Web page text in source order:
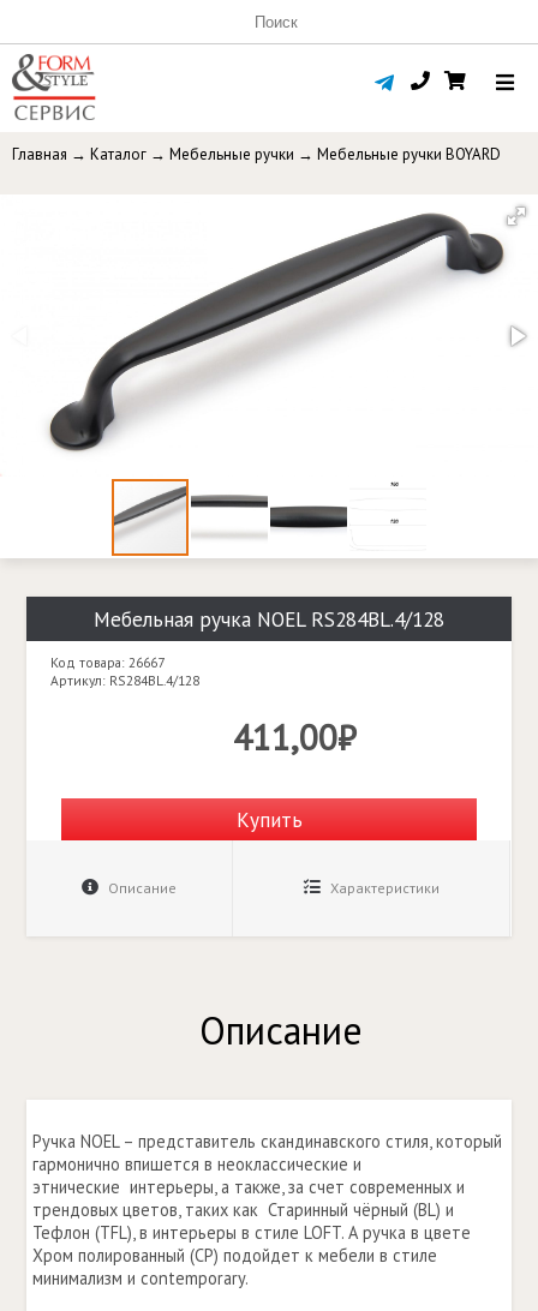
Главная → Каталог → Мебельные ручки → Мебельные ручки BOYARD
Мебельная ручка NOEL RS284BL.4/128
Код товара: 26667
Артикул: RS284BL.4/128
411,00₽
Купить
Описание Характеристики
Описание
Ручка NOEL – представитель скандинавского стиля, который
гармонично впишется в неоклассические и
этнические интерьеры, а также, за счет современных и
трендовых цветов, таких как Старинный чёрный (BL) и
Тефлон (TFL), в интерьеры в стиле LOFT. А ручка в цвете
Хром полированный (СР) подойдет к мебели в стиле
минимализм и contemporary.